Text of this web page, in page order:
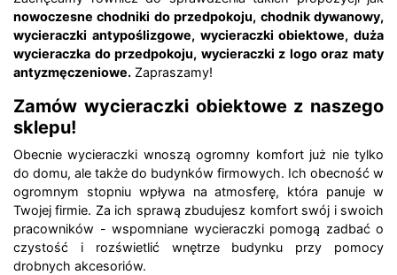
nowoczesne chodniki do przedpokoju, chodnik dywanowy,
wycieraczki antypoślizgowe, wycieraczki obiektowe, duża
wycieraczka do przedpokoju, wycieraczki z logo oraz maty
antyzmęczeniowe. Zapraszamy!
Zamów wycieraczki obiektowe z naszego
sklepu!
Obecnie wycieraczki wnoszą ogromny komfort już nie tylko
do domu, ale także do budynków firmowych. Ich obecność w
ogromnym stopniu wpływa na atmosferę, która panuje w
Twojej firmie. Za ich sprawą zbudujesz komfort swój i swoich
pracowników - wspomniane wycieraczki pomogą zadbać o
czystość i rozświetlić wnętrze budynku przy pomocy
drobnych akcesoriów.